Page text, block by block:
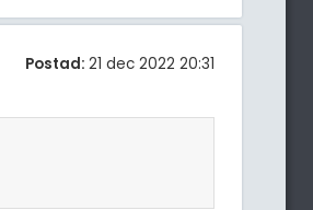
Postad: 21 dec 2022 20:31